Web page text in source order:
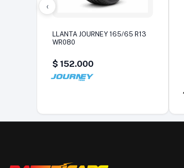
‹
LLANTA JOURNEY 165/65 R13
WR080
$ 152.000